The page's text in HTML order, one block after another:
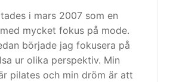
i mars 2007 som en
mycket fokus på mode.
började jag fokusera på
ur olika perspektiv. Min
pilates och min dröm är att